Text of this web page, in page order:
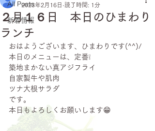
All Posts
新着情報
２月１６日 本日のひまわり
ランチ
2023年2月16日 読了時間: 1分
おはようございます、ひまわりです(^^)/
本日のメニューは、定番❕
築地まかない真アジフライ
自家製牛や肌肉
ツナ大根サラダ
です。
本日もよろしくお願いします😁